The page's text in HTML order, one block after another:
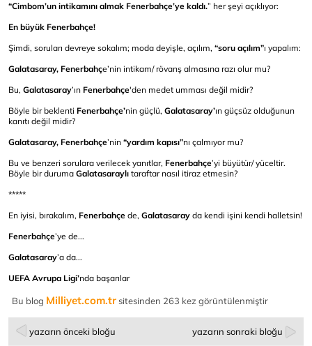
“Cimbom’un intikamını almak Fenerbahçe’ye kaldı.” her şeyi açıklıyor:
En büyük Fenerbahçe!
Şimdi, soruları devreye sokalım; moda deyişle, açılım, “soru açılım”ı yapalım:
Galatasaray, Fenerbahçe’nin intikam/ rövanş almasına razı olur mu?
Bu, Galatasaray’ın Fenerbahçe'den medet umması değil midir?
Böyle bir beklenti Fenerbahçe’nin güçlü, Galatasaray’ın güçsüz olduğunun
kanıtı değil midir?
Galatasaray, Fenerbahçe’nin “yardım kapısı”nı çalmıyor mu?
Bu ve benzeri sorulara verilecek yanıtlar, Fenerbahçe’yi büyütür/ yüceltir.
Böyle bir duruma Galatasaraylı taraftar nasıl itiraz etmesin?
*****
En iyisi, bırakalım, Fenerbahçe de, Galatasaray da kendi işini kendi halletsin!
Fenerbahçe’ye de...
Galatasaray’a da...
UEFA Avrupa Ligi’nda başarılar
Bu blog Milliyet.com.tr sitesinden 263 kez görüntülenmiştir
yazarın önceki bloğu yazarın sonraki bloğu